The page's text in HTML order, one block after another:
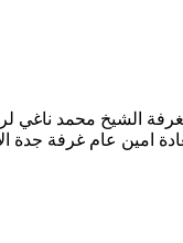
الشيخ محمد ناغي
امين عام غرفة جدة